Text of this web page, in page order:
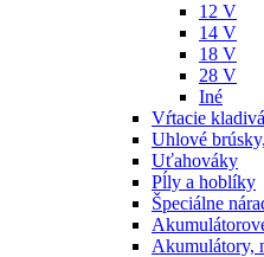
12 V
14 V
18 V
28 V
Iné
Vŕtacie kladivá
Uhlové
Uťahováky
Pĺly a hoblíky
Špeciálne
Akumulátory,